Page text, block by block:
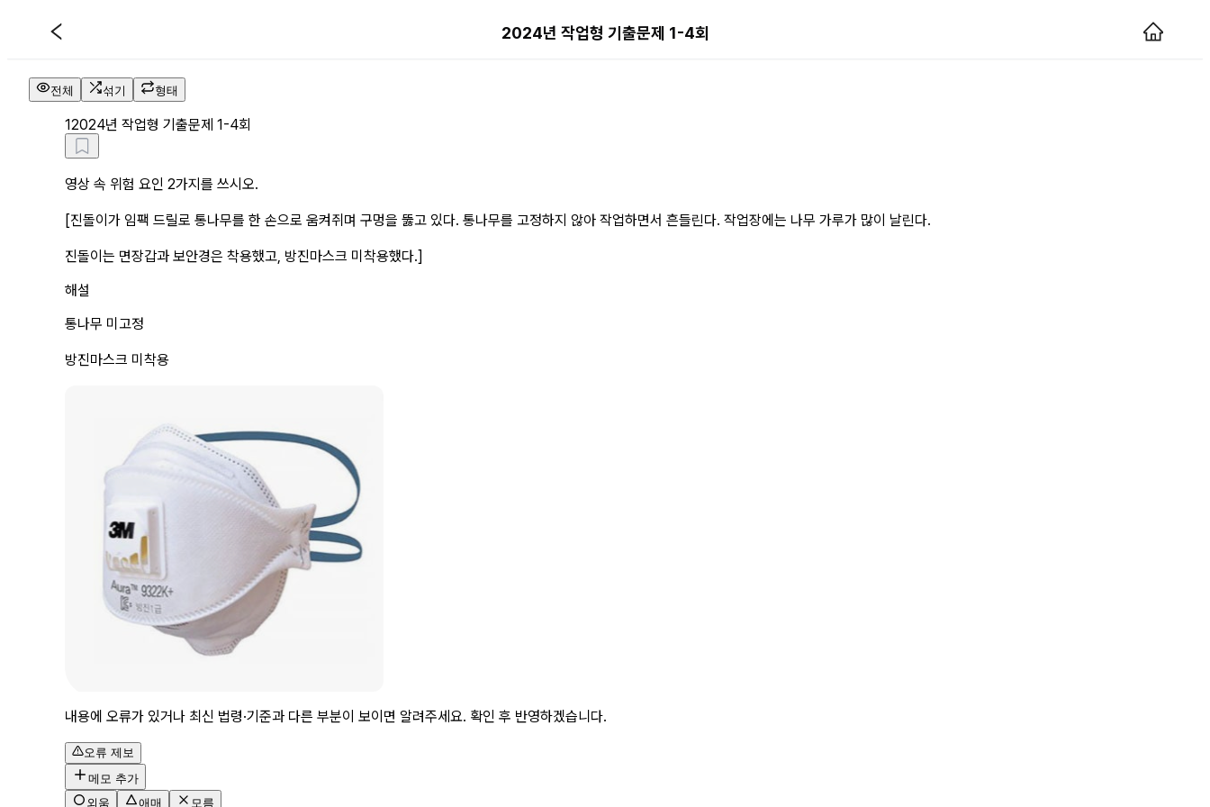
2024년 작업형 기출문제 1 4회 해설 페이지 2024년 작업형 기출문제 1-4회
전체 섞기 형태
12024년 작업형 기출문제 1-4회
영상 속 위험 요인 2가지를 쓰시오.
[진돌이가 임팩 드릴로 통나무를 한 손으로 움켜쥐며 구멍을 뚫고 있다. 통나무를 고정하지 않아 작업하면서 흔들린다. 작업장에는 나무 가루가 많이 날린다.
진돌이는 면장갑과 보안경은 착용했고, 방진마스크 미착용했다.]
해설
통나무 미고정
방진마스크 미착용
내용에 오류가 있거나 최신 법령·기준과 다른 부분이 보이면 알려주세요. 확인 후 반영하겠습니다.
오류 제보
메모 추가
외움
애매 모름